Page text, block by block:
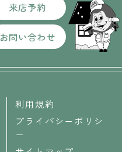
来店予約
お問い合わせ
利用規約
プライバシーポリシ
ー